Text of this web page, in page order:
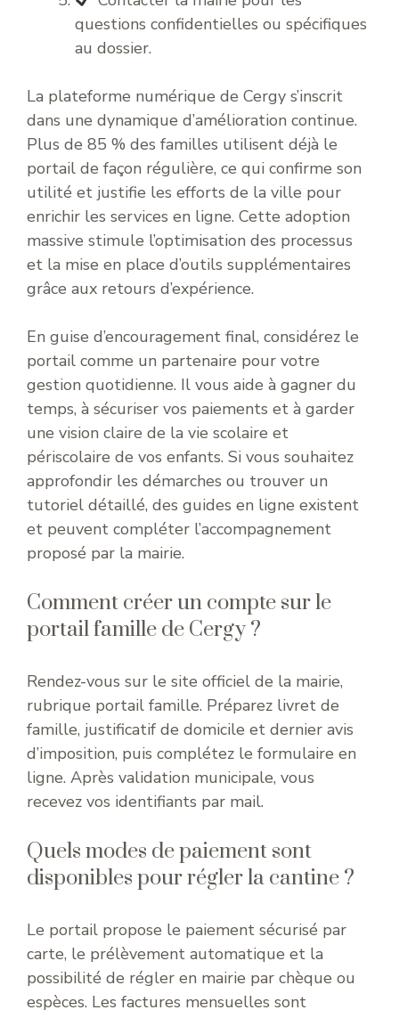
questions confidentielles ou spécifiques
au dossier.
La plateforme numérique de Cergy s’inscrit
dans une dynamique d’amélioration continue.
Plus de 85 % des familles utilisent déjà le
portail de façon régulière, ce qui confirme son
utilité et justifie les efforts de la ville pour
enrichir les services en ligne. Cette adoption
massive stimule l’optimisation des processus
et la mise en place d’outils supplémentaires
grâce aux retours d’expérience.
En guise d’encouragement final, considérez le
portail comme un partenaire pour votre
gestion quotidienne. Il vous aide à gagner du
temps, à sécuriser vos paiements et à garder
une vision claire de la vie scolaire et
périscolaire de vos enfants. Si vous souhaitez
approfondir les démarches ou trouver un
tutoriel détaillé, des guides en ligne existent
et peuvent compléter l’accompagnement
proposé par la mairie.
Comment créer un compte sur le
portail famille de Cergy ?
Rendez-vous sur le site officiel de la mairie,
rubrique portail famille. Préparez livret de
famille, justificatif de domicile et dernier avis
d’imposition, puis complétez le formulaire en
ligne. Après validation municipale, vous
recevez vos identifiants par mail.
Quels modes de paiement sont
disponibles pour régler la cantine ?
Le portail propose le paiement sécurisé par
carte, le prélèvement automatique et la
possibilité de régler en mairie par chèque ou
espèces. Les factures mensuelles sont